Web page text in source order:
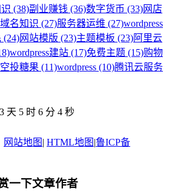
(38)副业赚钱 (36)数字货币 (33)网店
域名知识 (27)服务器运维 (27)wordpress
(24)网站模版 (23)主题模板 (23)阿里云
wordpress建站 (17)免费主题 (15)购物
空投糖果 (11)wordpress (10)腾讯云服务
天 5 时 6 分 5 秒
网站地图 | HTML地图 |鲁ICP备
一下文章作者